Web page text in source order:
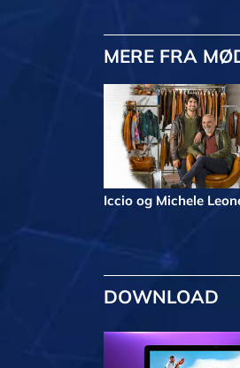
MERE FRA
Iccio og Michele
DOWNLOAD